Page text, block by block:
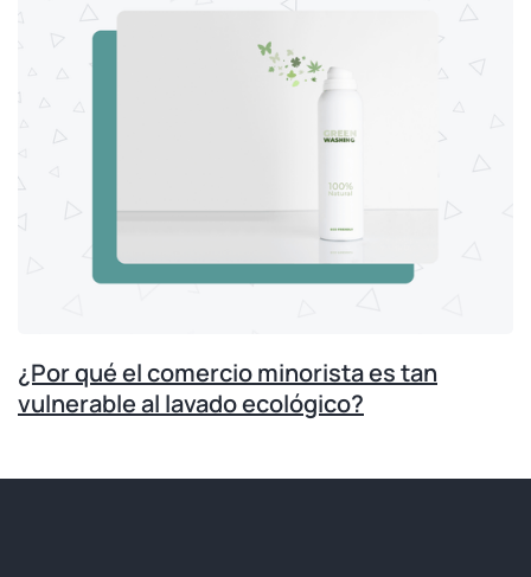
¿Por qué el comercio minorista es tan
vulnerable al lavado ecológico?